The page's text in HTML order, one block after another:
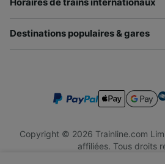
Destinations populaires & gares
Copyright © 2026 Trainline.com
affiliées. Tous droits